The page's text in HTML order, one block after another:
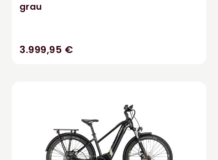
grau
3.999,95 €